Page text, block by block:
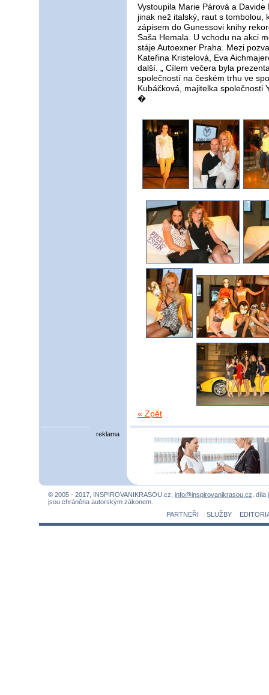
Vystoupila Marie Párová a
jinak než italský, raut s tombolou,
zápisem do Gunessovi knihy
Saša Hemala. U vchodu na akci
stáje Autoexner Praha. Mezi
Kateřina Kristelová, Eva
další. „ Cílem večera byla
společností na českém trhu ve
Kubáčková, majitelka společnosti
�
« Zpět
reklama
© 2005 - 2017, INSPIROVANIKRASOU.cz, info@inspirovanikrasou.cz ,
jsou chráněna autorským zákonem.
PARTNEŘI
SLUŽBY